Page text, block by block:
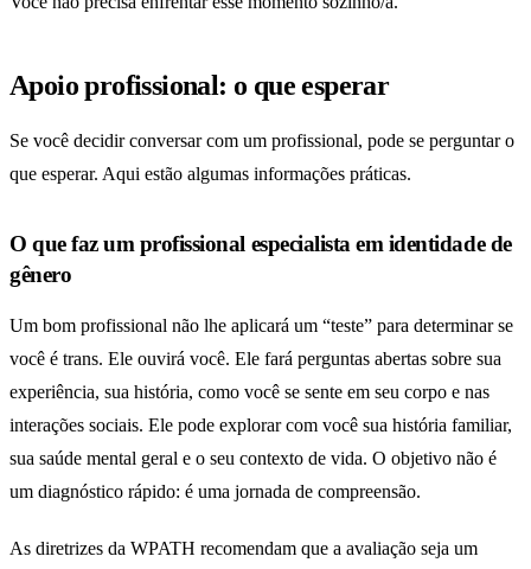
Apoio profissional: o que esperar
Se você decidir conversar com um profissional, pode se perguntar o
que esperar. Aqui estão algumas informações práticas.
O que faz um profissional especialista em identidade de
gênero
Um bom profissional não lhe aplicará um “teste” para determinar se
você é trans. Ele ouvirá você. Ele fará perguntas abertas sobre sua
experiência, sua história, como você se sente em seu corpo e nas
interações sociais. Ele pode explorar com você sua história familiar,
sua saúde mental geral e o seu contexto de vida. O objetivo não é
um diagnóstico rápido: é uma jornada de compreensão.
As diretrizes da WPATH recomendam que a avaliação seja um